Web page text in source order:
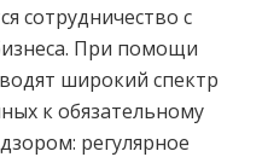
сотрудничество с
При помощи
широкий спектр
к обязательному
регулярное